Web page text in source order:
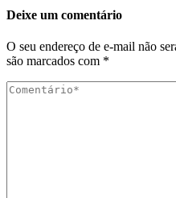
Deixe um comentário
O seu endereço de e-mail não
são marcados com *